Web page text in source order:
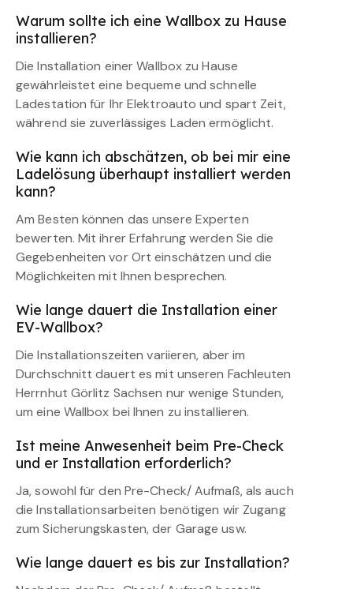
Warum sollte ich eine Wallbox zu Hause
installieren?
Die Installation einer Wallbox zu Hause
gewährleistet eine bequeme und schnelle
Ladestation für Ihr Elektroauto und spart Zeit,
während sie zuverlässiges Laden ermöglicht.
Wie kann ich abschätzen, ob bei mir eine
Ladelösung überhaupt installiert werden
kann?
Am Besten können das unsere Experten
bewerten. Mit ihrer Erfahrung werden Sie die
Gegebenheiten vor Ort einschätzen und die
Möglichkeiten mit Ihnen besprechen.
Wie lange dauert die Installation einer
EV-Wallbox?
Die Installationszeiten variieren, aber im
Durchschnitt dauert es mit unseren Fachleuten
Herrnhut Görlitz Sachsen nur wenige Stunden,
um eine Wallbox bei Ihnen zu installieren.
Ist meine Anwesenheit beim Pre-Check
und er Installation erforderlich?
Ja, sowohl für den Pre-Check/ Aufmaß, als auch
die Installationsarbeiten benötigen wir Zugang
zum Sicherungskasten, der Garage usw.
Wie lange dauert es bis zur Installation?